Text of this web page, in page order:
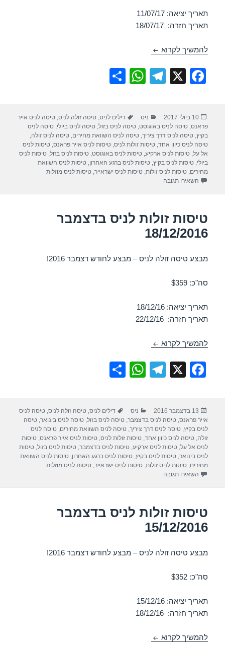
תאריך יציאה: 11/07/17
תאריך חזרה: 18/07/17
להמשיך לקרוא טיסות זולות לניס ביולי 11/07/2017
F
e
b
o
o
k
X
T
gr
a
m
W
s
A
p
p
e
פורסם
בתאריך
10 ביולי 2017 קטגוריות
ניס תגיות
דילים לניס ,טיסה זולה לניס ,טיסה לניס אייר
פראנס ,טיסה לניס באוגוסט ,טיסה לניס בזול ,טיסה לניס ביולי ,טיסה לניס
בקיץ ,טיסה לניס דרך ציריך ,טיסה לניס השוואת מחירים ,טיסה לניס זולה
טיסה לניס כיוון אחד ,טיסות זולות לניס ,טיסות לניס אייר פראנס ,טיסות לניס
אל על ,טיסות לניס ארקיע ,טיסות לניס באוגוסט ,טיסות לניס בזול ,טיסות לניס
ביולי ,טיסות לניס בקיץ ,טיסות לניס ברגע האחרון ,טיסות לניס השוואת
מחירים ,טיסות לניס זולות ,טיסות לניס ישראייר ,טיסות לניס מוזלות
השאירו תגובה
טיסות זולות לניס בדצמבר
18/12/2016
מבצע טיסה זולה לניס – מבצע לחודש דצמבר 2016!
סה"כ: $359
תאריך יציאה: 18/12/16
תאריך חזרה: 22/12/16
להמשיך לקרוא טיסות זולות לניס בדצמבר 18/12/2016
F
e
b
o
o
k
X
T
gr
a
m
W
s
A
p
p
e
פורסם
בתאריך
13 בדצמבר 2016 קטגוריות
ניס תגיות
דילים לניס,טיסה זולה לניס,טיסה לניס
אייר פראנס,טיסה לניס בדצמבר,טיסה לניס בזול,טיסה לניס בינואר,טיסה
לניס בקיץ,טיסה לניס דרך ציריך,טיסה לניס השוואת מחירים,טיסה לניס
זולה,טיסה לניס כיוון אחד,טיסות זולות לניס,טיסות לניס אייר פראנס,טיסות
לניס אל על,טיסות לניס ארקיע,טיסות לניס בדצמבר,טיסות לניס בזול,טיסות
לניס בינואר,טיסות לניס בקיץ,טיסות לניס ברגע האחרון,טיסות לניס השוואת
מחירים,טיסות לניס זולות,טיסות לניס ישראייר,טיסות לניס מוזלות
השאירו תגובה
טיסות זולות לניס בדצמבר
15/12/2016
מבצע טיסה זולה לניס – מבצע לחודש דצמבר 2016!
סה"כ: $352
תאריך יציאה: 15/12/16
תאריך חזרה: 18/12/16
להמשיך לקרוא טיסות זולות לניס בדצמבר 15/12/2016